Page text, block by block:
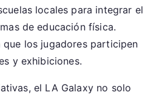
locales para integrar el
de educación física.
que los jugadores participen
y exhibiciones.
el LA Galaxy no solo